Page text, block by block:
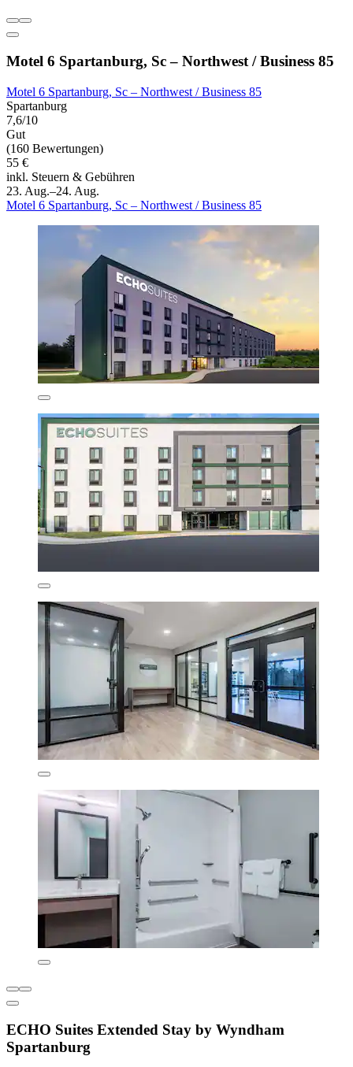
Motel 6 Spartanburg, Sc – Northwest / Business 85
Motel 6 Spartanburg, Sc – Northwest / Business 85
Spartanburg
7,6/10
Gut
(160 Bewertungen)
55 €
inkl. Steuern & Gebühren
23. Aug.–24. Aug.
Motel 6 Spartanburg, Sc – Northwest / Business 85
ECHO Suites Extended Stay by Wyndham
Spartanburg